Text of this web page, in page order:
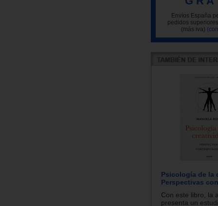
Envíos España
pedidos
(más iva)
Psicología de la
Perspectivas
Con este libro, la
presenta un